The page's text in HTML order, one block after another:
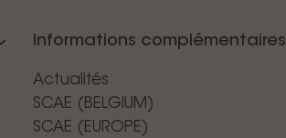
Informations complémentaires
Actualités
SCAE (BELGIUM)
SCAE (EUROPE)